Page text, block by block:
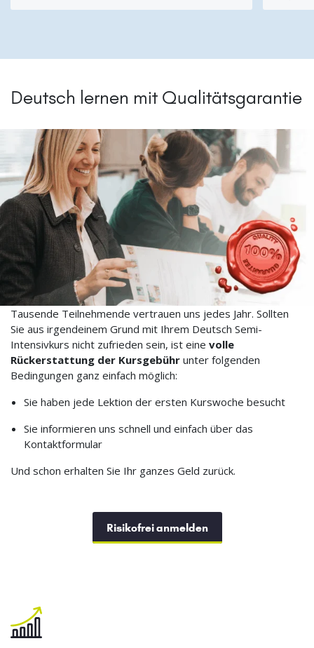
Deutsch lernen mit Qualitätsgarantie
Tausende Teilnehmende vertrauen uns jedes Jahr. Sollten
Sie aus irgendeinem Grund mit Ihrem Deutsch Semi-
Intensivkurs nicht zufrieden sein, ist eine volle
Rückerstattung der Kursgebühr unter folgenden
Bedingungen ganz einfach möglich:
Sie haben jede Lektion der ersten Kurswoche besucht
Sie informieren uns schnell und einfach über das
Kontaktformular
Und schon erhalten Sie Ihr ganzes Geld zurück.
Risikofrei anmelden